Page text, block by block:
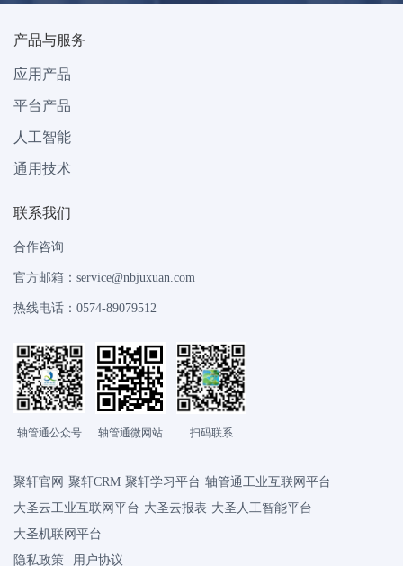
产品与服务
应用产品
平台产品
人工智能
通用技术
联系我们
合作咨询
官方邮箱：service@nbjuxuan.com
热线电话：0574-89079512
轴管通公众号 轴管通微网站 扫码联系
聚轩官网 聚轩CRM 聚轩学习平台 轴管通工业互联网平台
大圣云工业互联网平台 大圣云报表 大圣人工智能平台
大圣机联网平台
隐私政策
用户协议